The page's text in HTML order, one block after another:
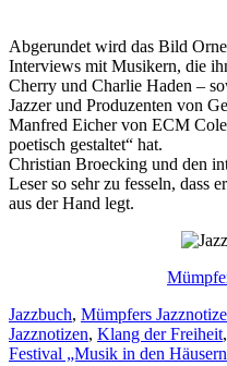
Abgerundet wird das Bild
Interviews mit Musikern, die
Cherry und Charlie Haden –
Jazzer und Produzenten von
Manfred Eicher von ECM
poetisch gestaltet“ hat.
Christian Broecking und den
Leser so sehr zu fesseln, dass
aus der Hand legt.
Kategorien
Jazzbuch, Mümpfers
Jazznotizen, Klang der Freiheit,
Festival „Musik in den